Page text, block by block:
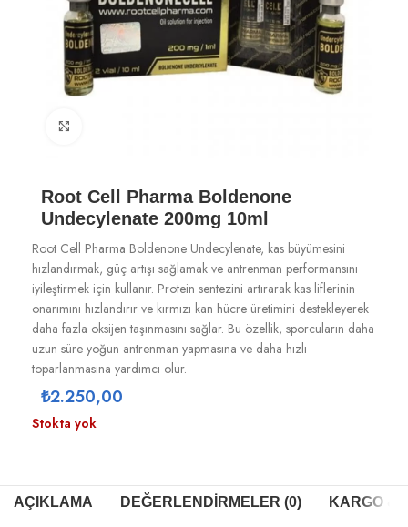
Root Cell Pharma Boldenone
Undecylenate 200mg 10ml
Root Cell Pharma Boldenone Undecylenate, kas büyümesini
hızlandırmak, güç artışı sağlamak ve antrenman performansını
iyileştirmek için kullanır. Protein sentezini artırarak kas liflerinin
onarımını hızlandırır ve kırmızı kan hücre üretimini destekleyerek
daha fazla oksijen taşınmasını sağlar. Bu özellik, sporcuların daha
uzun süre yoğun antrenman yapmasına ve daha hızlı
toparlanmasına yardımcı olur.
₺2.250,00
Stokta yok
AÇIKLAMA DEĞERLENDIRMELER (0) KARGO &